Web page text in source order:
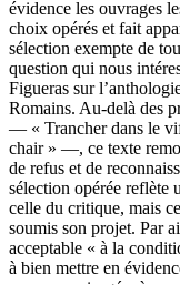
évidence les ouvrages
choix opérés et fait
sélection exempte de
question qui nous
Figueras sur
Romains. Au-delà des
— « Trancher dans le
chair » —, ce texte
de refus et de
sélection opérée reflète
celle du critique, mais
soumis son projet. Par
acceptable « à la
à bien mettre en